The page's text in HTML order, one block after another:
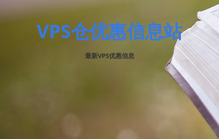
VPS仓优惠信息站
最新VPS优惠信息